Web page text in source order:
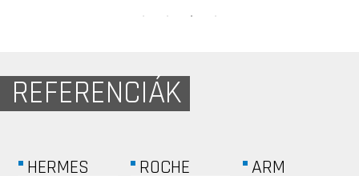
REFERENCIÁK
CSIKÓS... USTREAM
HELLO